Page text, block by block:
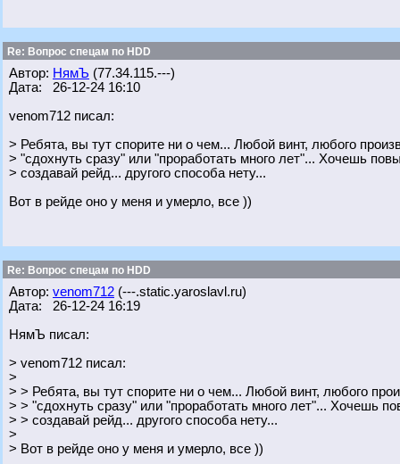
Re: Вопрос спецам по HDD
Автор: НямЪ (77.34.115.---)
Дата: 26-12-24 16:10
venom712 писал:
> Ребята, вы тут спорите ни о чем... Любой винт, любого
> "сдохнуть сразу" или "проработать много лет"... Хочешь
> создавай рейд... другого способа нету...
Вот в рейде оно у меня и умерло, все ))
Re: Вопрос спецам по HDD
Автор: venom712 (---.static.yaroslavl.ru)
Дата: 26-12-24 16:19
НямЪ писал:
> venom712 писал:
>
> > Ребята, вы тут спорите ни о чем... Любой винт, любого
> > "сдохнуть сразу" или "проработать много лет"... Хочешь
> > создавай рейд... другого способа нету...
>
> Вот в рейде оно у меня и умерло, все ))